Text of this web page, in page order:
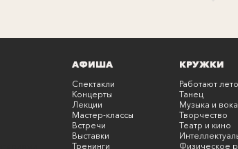
АФИША
Спектакли
Концерты
Лекции
Мастер-классы
Встречи
Выставки
Тренинги
КРУЖКИ
Работают
Танец
Музыка и
Творчество
Театр и кино
Физическое